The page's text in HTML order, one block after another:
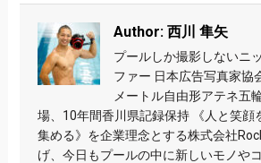
Author: 西川 隼矢
プールしか撮影しないニ
ファー 日本広告写真家
メートル自由形アテネ五
場、10年間香川県記録保持 《人と笑顔
集める》を企業理念とする株式会社
げ、今日もプールの中に新しいモノや